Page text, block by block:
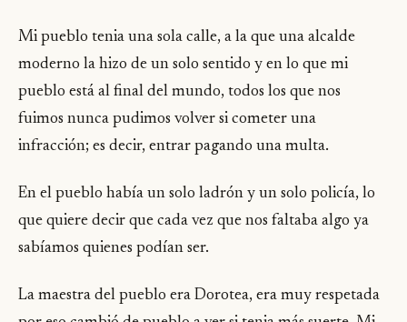
Mi pueblo tenia una sola calle, a la que una alcalde
moderno la hizo de un solo sentido y en lo que mi
pueblo está al final del mundo, todos los que nos
fuimos nunca pudimos volver si cometer una
infracción; es decir, entrar pagando una multa.
En el pueblo había un solo ladrón y un solo policía, lo
que quiere decir que cada vez que nos faltaba algo ya
sabíamos quienes podían ser.
La maestra del pueblo era Dorotea, era muy respetada